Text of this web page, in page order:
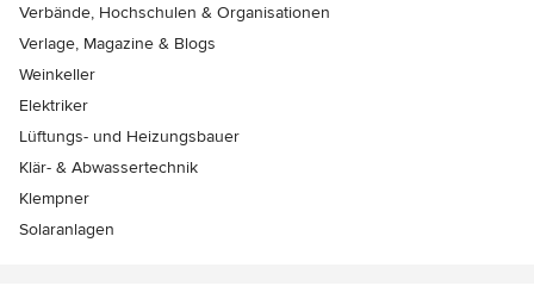
Verbände, Hochschulen & Organisationen
Verlage, Magazine & Blogs
Weinkeller
Elektriker
Lüftungs- und Heizungsbauer
Klär- & Abwassertechnik
Klempner
Solaranlagen